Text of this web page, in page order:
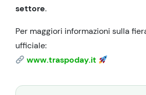
settore.
Per maggiori informazioni sulla
ufficiale:
www.traspoday.it